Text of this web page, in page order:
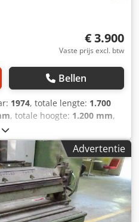
€ 3.900
Vaste prijs excl. btw
Bellen
1974, totale lengte: 1.700
, totale hoogte: 1.200 mm,
- Bouwjaar: 1974 -
- CE certificaat aanwezig: Nee
Conventioneel -
plaatdikte [mm]: 3 - Max.
aanslag: Handmatig -
Standaard tafel -
x 1400mm x 1200mm (l x b
- Transportcolli [st.]: 1
Advertentie